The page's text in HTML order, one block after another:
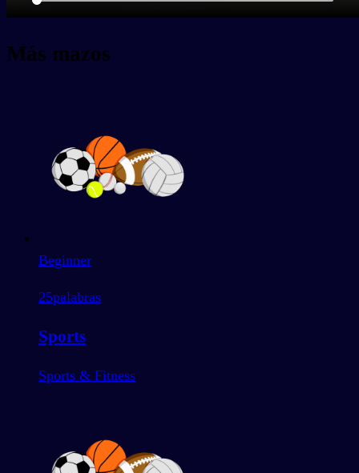
Más mazos
Beginner
25palabras
Sports
Sports & Fitness